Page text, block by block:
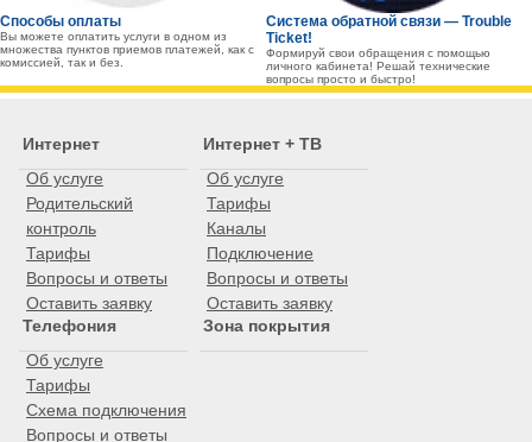
Способы оплаты
Вы можете оплатить услуги в одном из
множества пунктов приемов платежей, как с
комиссией, так и без.
Система обратной связи — Trouble
Ticket!
Формируй свои обращения с помощью
личного кабинета! Решай технические
вопросы просто и быстро!
Интернет
Об услуге
Родительский
контроль
Тарифы
Вопросы и ответы
Оставить заявку
Интернет + ТВ
Об услуге
Тарифы
Каналы
Подключение
Вопросы и ответы
Оставить заявку
Телефония
Об услуге
Тарифы
Схема подключения
Вопросы и ответы
Зона покрытия